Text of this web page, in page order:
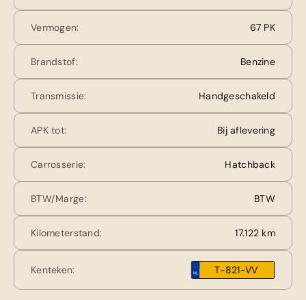
Vermogen: 67 PK
Brandstof: Benzine
Transmissie: Handgeschakeld
APK tot: Bij aflevering
Carrosserie: Hatchback
BTW/Marge: BTW
Kilometerstand: 17.122 km
Kenteken: T-821-VV